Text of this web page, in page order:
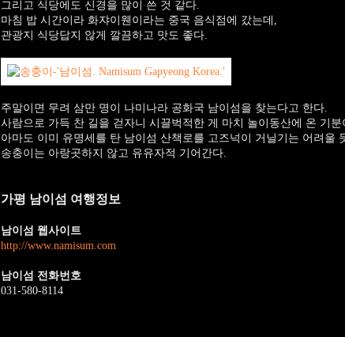
그리고 식당에도 신경을 많이 쓴 것 같다.
마침 밥 시간이라 화쟈이웬이라는 중국 음식점에 갔는데,
관광지 식당답지 않게 깔끔하고 맛도 좋다.
주말이면 무려 삼만 명이 나미나라 공화국 남이섬을 찾는다고 한다.
사람으로 가득 찬 길을 걷자니 시끌벅적한 게 마치 놀이동산에 온 기분
아마도 이미 유명세를 탄 남이섬 산책로를 고즈넉이 거닐기는 어려울
송충이는 아랑곳하지 않고 유유자적 기어간다.
가평 남이섬 여행정보
남이섬 웹사이트
http://www.namisum.com
남이섬 전화번호
031-580-8114